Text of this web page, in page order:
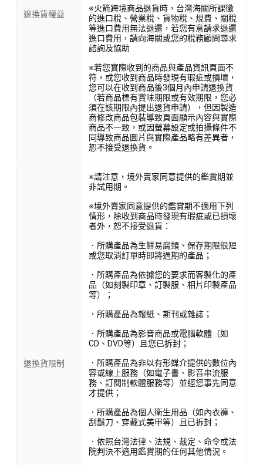
退換貨權益
※火箭跨境商品退貨時，台灣海關所課徵
的進口稅、營業稅、貨物稅、規費、關稅
等進口費用無法退還，若您有意請求退還
進口費用，請向海關或您的稅務顧問尋求
諮詢及協助
※若您實際收到的商品與產品資訊頁面不
符，或您收到商品時發現有瑕疵或損壞，
您可以在收到商品後3個月內申請退換貨
（若商品標有賞味期限或有效期限，您必
須在該期限內提出退貨申請），但因製造
商修改商品包裝導致頁面顯示內容與實際
商品不一致，或因螢幕設定或拍攝條件不
同導致商品圖片與實際產品略有差異者，
恕不接受退換貨。
退換貨限制
※請注意，境外賣家同意提供的鑑賞期並
非試用期。
※境外賣家同意提供的鑑賞期不適用下列
情形，除收到商品時發現有瑕疵或已損壞
者外，恕不接受退貨：
．所購產品為生鮮易腐類、保存期限很短
或您取消訂單時即將過期的產品；
．所購產品為依據您的要求而客製化的產
品（如刻製印章、訂製服、相片印製產品
等）；
．所購產品為報紙、期刊或雜誌；
．所購產品為影音商品或電腦軟體（如
CD、DVD等）且您已拆封；
．所購產品為非以有形媒介提供的數位內
容或線上服務（如電子書、影音串流服
務、訂閱制軟體服務等）並經您事先同意
才提供；
．所購產品為個人衛生用品（如內衣褲、
刮鬍刀、穿戴式美甲等）且已拆封；
．依照台灣法律、法規、裁定、命令或法
院判決不適用鑑賞期的任何其他情況。